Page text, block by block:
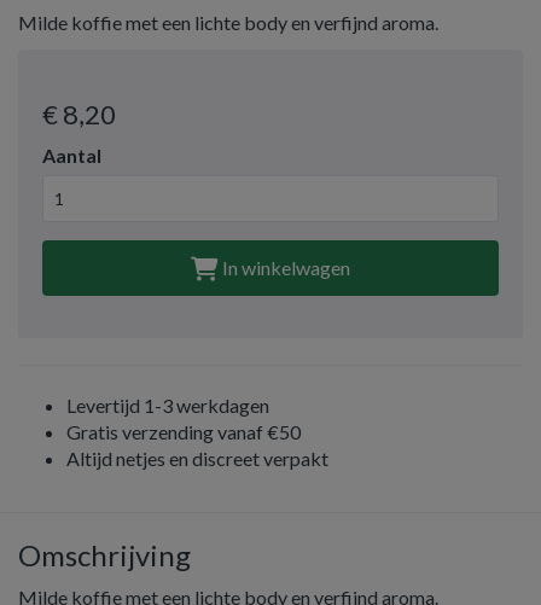
Milde koffie met een lichte body en verfijnd aroma.
€ 8,20
Aantal
In winkelwagen
Levertijd 1-3 werkdagen
Gratis verzending vanaf €50
Altijd netjes en discreet verpakt
Omschrijving
Milde koffie met een lichte body en verfijnd aroma.